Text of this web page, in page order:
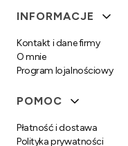
Linki w stopce
INFORMACJE
Kontakt i dane firmy
O mnie
Program lojalnościowy
POMOC
Płatność i dostawa
Polityka prywatności